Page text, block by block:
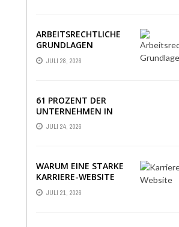
ARBEITSRECHTLICHE
GRUNDLAGEN
VERSTÄNDLICH
ERKLÄRT: DAS
JULI 28, 2026
61 PROZENT DER
UNTERNEHMEN IN
DEUTSCHLAND
ERLEBEN EINE PHASE
NSICHERHEIT
JULI 24, 2026
WARUM EINE STARKE
KARRIERE-WEBSITE
HEUTE ÜBER
BEWERBUNGEN
JULI 21, 2026